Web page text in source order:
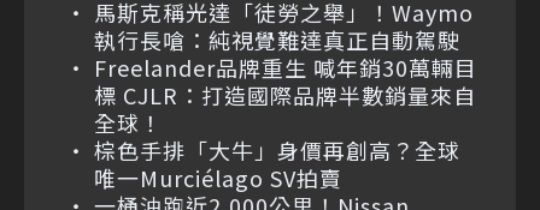
馬斯克稱光達「徒勞之舉」！Waymo
執行長嗆：純視覺難達真正自動駕駛
Freelander品牌重生 喊年銷30萬輛目
標 CJLR：打造國際品牌半數銷量來自
全球！
棕色手排「大牛」身價再創高？全球
唯一Murciélago SV拍賣